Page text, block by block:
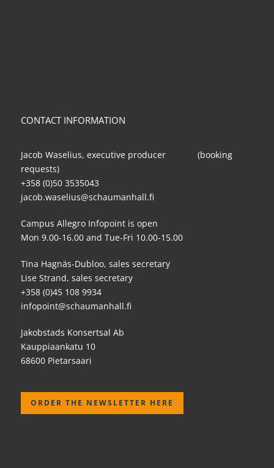
CONTACT INFORMATION
Jacob Waselius, executive producer (booking
requests)
+358 (0)50 3535043
jacob.waselius@schaumanhall.fi
Campus Allegro Infopoint is open
Mon 9.00-16.00 and Tue-Fri 10.00-15.00
Tina Hagnäs-Dubloo, sales secretary
Lise Strand, sales secretary
+358 (0)45 108 9934
infopoint@schaumanhall.fi
Jakobstads Konsertsal Ab
Kauppiaankatu 10
68600 Pietarsaari
ORDER THE NEWSLETTER HERE